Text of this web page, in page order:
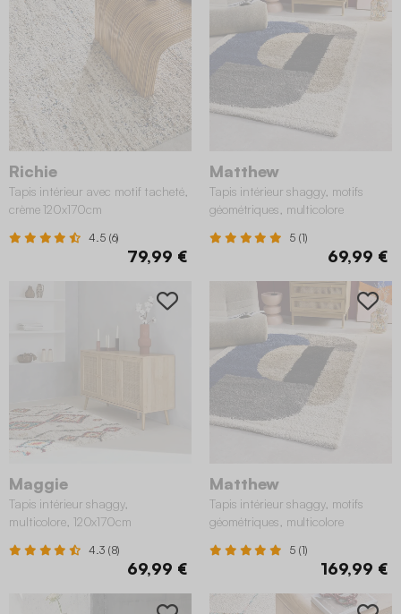
Richie
Tapis intérieur avec motif tacheté,
crème 120x170cm
4.5 (6)
79,99 €
Matthew
Tapis intérieur shaggy, motifs
géométriques, multicolore
5 (1)
69,99 €
Maggie
Tapis intérieur shaggy,
multicolore, 120x170cm
4.3 (8)
69,99 €
Matthew
Tapis intérieur shaggy, motifs
géométriques, multicolore
5 (1)
169,99 €